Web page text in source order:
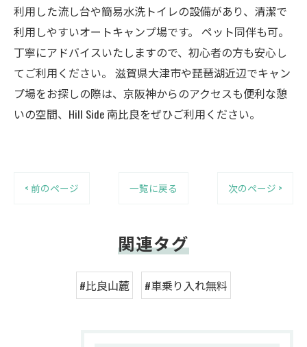
利用した流し台や簡易水洗トイレの設備があり、清潔で
利用しやすいオートキャンプ場です。 ペット同伴も可。
丁寧にアドバイスいたしますので、初心者の方も安心し
てご利用ください。 滋賀県大津市や琵琶湖近辺でキャン
プ場をお探しの際は、京阪神からのアクセスも便利な憩
いの空間、Hill Side 南比良をぜひご利用ください。
< 前のページ 一覧に戻る 次のページ >
関連タグ
#比良山麓 #車乗り入れ無料